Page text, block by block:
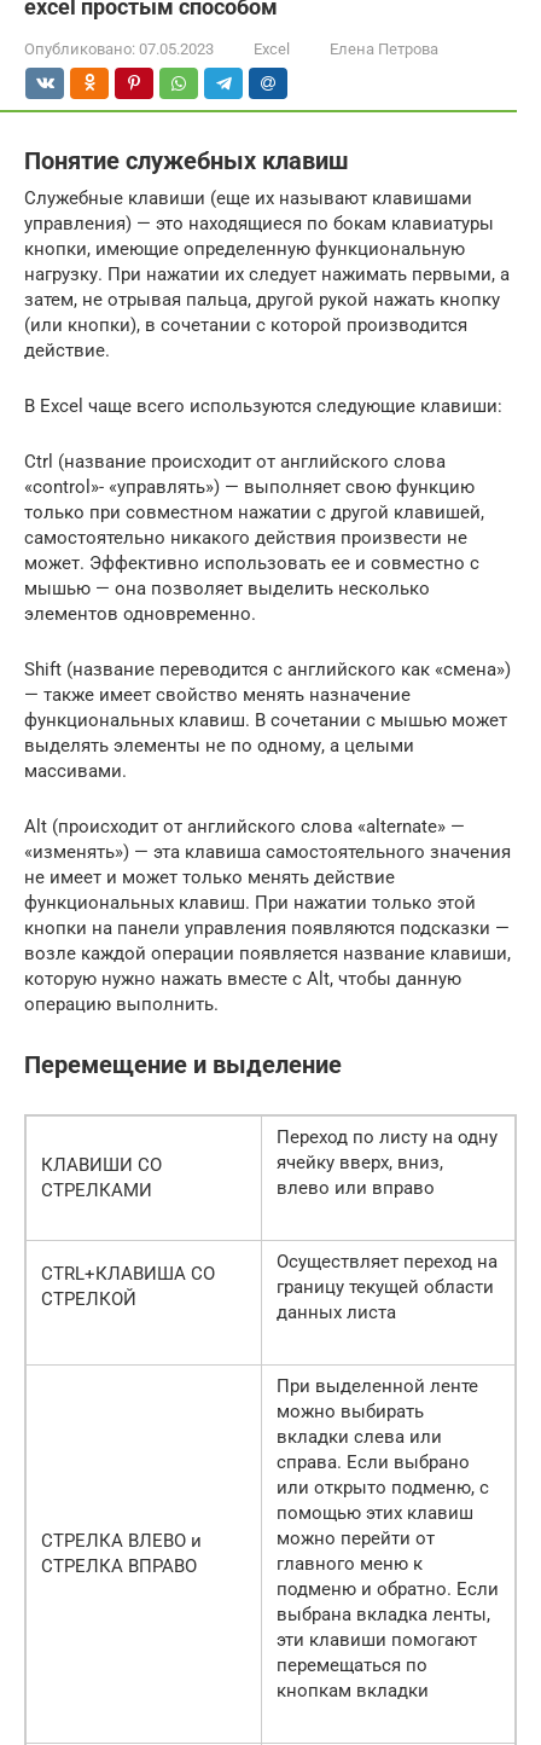
excel простым способом
Опубликовано: 07.05.2023 Excel Елена Петрова
Понятие служебных клавиш
Служебные клавиши (еще их называют клавишами
управления) — это находящиеся по бокам клавиатуры
кнопки, имеющие определенную функциональную
нагрузку. При нажатии их следует нажимать первыми, а
затем, не отрывая пальца, другой рукой нажать кнопку
(или кнопки), в сочетании с которой производится
действие.
В Excel чаще всего используются следующие клавиши:
Ctrl (название происходит от английского слова
«control»- «управлять») — выполняет свою функцию
только при совместном нажатии с другой клавишей,
самостоятельно никакого действия произвести не
может. Эффективно использовать ее и совместно с
мышью — она позволяет выделить несколько
элементов одновременно.
Shift (название переводится с английского как «смена»)
— также имеет свойство менять назначение
функциональных клавиш. В сочетании с мышью может
выделять элементы не по одному, а целыми
массивами.
Alt (происходит от английского слова «alternate» —
«изменять») — эта клавиша самостоятельного значения
не имеет и может только менять действие
функциональных клавиш. При нажатии только этой
кнопки на панели управления появляются подсказки —
возле каждой операции появляется название клавиши,
которую нужно нажать вместе с Alt, чтобы данную
операцию выполнить.
Перемещение и выделение
КЛАВИШИ СО
СТРЕЛКАМИ
Переход по листу на одну
ячейку вверх, вниз,
влево или вправо
CTRL+КЛАВИША СО
СТРЕЛКОЙ
Осуществляет переход на
границу текущей области
данных листа
СТРЕЛКА ВЛЕВО и
СТРЕЛКА ВПРАВО
При выделенной ленте
можно выбирать
вкладки слева или
справа. Если выбрано
или открыто подменю, с
помощью этих клавиш
можно перейти от
главного меню к
подменю и обратно. Если
выбрана вкладка ленты,
эти клавиши помогают
перемещаться по
кнопкам вкладки